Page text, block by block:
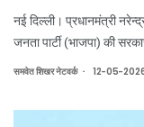
नई दिल्ली। प्रधानमंत्री
जनता पार्टी (भाजपा) की
स्वास्थ्य बीमा योजना का
समवेत शिखर नेटवर्क . 12-05-